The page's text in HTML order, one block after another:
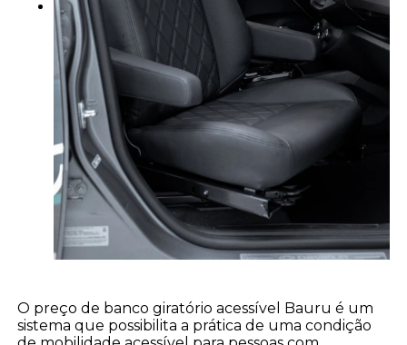
O preço de banco giratório acessível Bauru é um
sistema que possibilita a prática de uma condição